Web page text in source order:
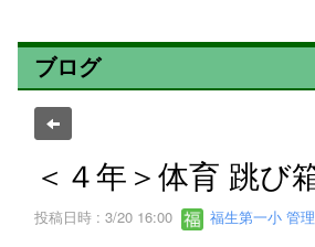
ブログ
＜４年＞体育 跳び
投稿日時 : 3/20 16:00 福生第一小 管